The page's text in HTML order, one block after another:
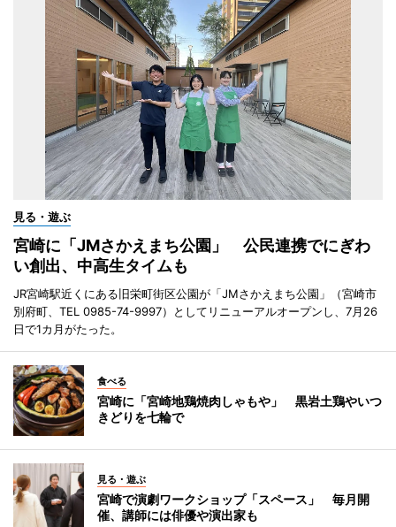
見る・遊ぶ
宮崎に「JMさかえまち公園」 公民連携でにぎわ
い創出、中高生タイムも
JR宮崎駅近くにある旧栄町街区公園が「JMさかえまち公園」（宮崎市
別府町、TEL 0985-74-9997）としてリニューアルオープンし、7月26
日で1カ月がたった。
食べる
宮崎に「宮崎地鶏焼肉しゃもや」 黒岩土鶏やいつ
きどりを七輪で
見る・遊ぶ
宮崎で演劇ワークショップ「スペース」 毎月開
催、講師には俳優や演出家も